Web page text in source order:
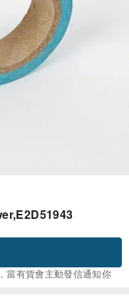
當有貨會主動發信通知你